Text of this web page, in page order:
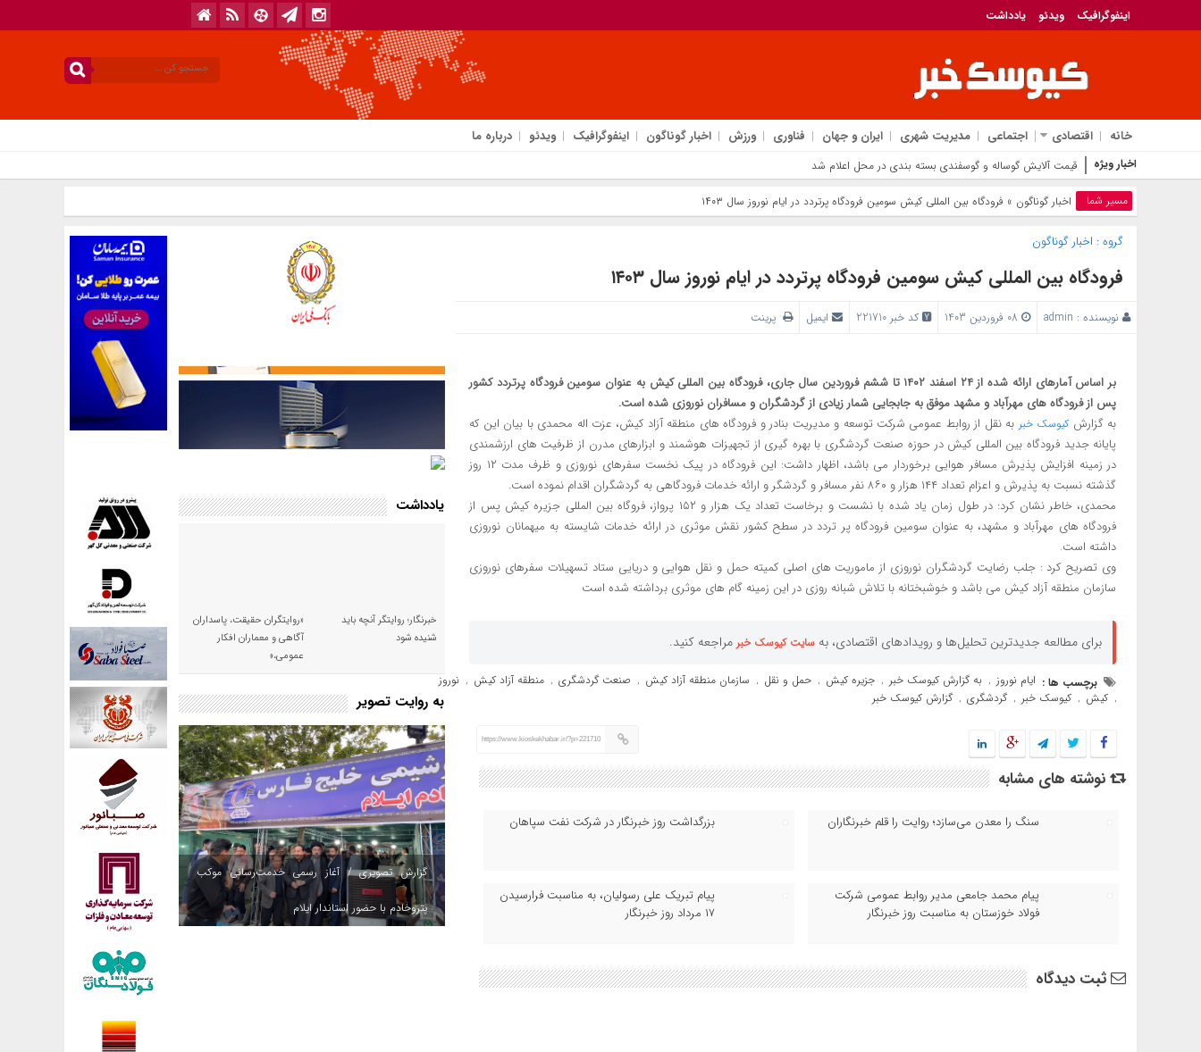
اینفوگرافیک ویدئو یادداشت
خانه اقتصادی اجتماعی مدیریت شهری ایران و جهان فناوری ورزش اخبار گوناگون اینفوگرافیک ویدئو درباره ما
اخبار ویژه قیمت آلایش گوساله و گوسفندی بسته بندی در محل اعلام شد
مسیر شما اخبار گوناگون » فرودگاه بین المللی کیش سومین فرودگاه پرتردد در ایام نوروز سال ۱۴۰۳
گروه : اخبار گوناگون
فرودگاه بین المللی کیش سومین فرودگاه پرتردد در ایام نوروز سال ۱۴۰۳
نویسنده : admin کد خبر 221710 ایمیل پرینت
بر اساس آمارهای ارائه شده از ۲۴ اسفند ۱۴۰۲ تا ششم فروردین سال جاری، فرودگاه بین المللی کیش به عنوان سومین فرودگاه پرتردد کشور
پس از فرودگاه های مهرآباد و مشهد موفق به جابجایی شمار زیادی از گردشگران و مسافران نوروزی شده است.
به گزارش کیوسک خبر به نقل از روابط عمومی شرکت توسعه و مدیریت بنادر و فرودگاه های منطقه آزاد کیش، عزت اله محمدی با بیان این که
پایانه جدید فرودگاه بین المللی کیش در حوزه صنعت گردشگری با بهره گیری از تجهیزات هوشمند و ابزارهای مدرن از ظرفیت های ارزشمندی
در زمینه افزایش پذیرش مسافر هوایی برخوردار می باشد، اظهار داشت: این فرودگاه در پیک نخست سفرهای نوروزی و ظرف مدت ۱۲ روز
گذشته نسبت به پذیرش و اعزام تعداد ۱۴۴ هزار و ۸۶۰ نفر مسافر و گردشگر و ارائه خدمات فرودگاهی به گردشگران اقدام نموده است.
محمدی، خاطر نشان کرد: در طول زمان یاد شده با نشست و برخاست تعداد یک هزار و ۱۵۲ پرواز، فروگاه بین المللی جزیره کیش پس از
فرودگاه های مهرآباد و مشهد، به عنوان سومین فرودگاه پر تردد در سطح کشور نقش موثری در ارائه خدمات شایسته به میهمانان نوروزی
داشته است.
وی تصریح کرد : جلب رضایت گردشگران نوروزی از ماموریت های اصلی کمیته حمل و نقل هوایی و دریایی ستاد تسهیلات سفرهای نوروزی
سازمان منطقه آزاد کیش می باشد و خوشبختانه با تلاش شبانه روزی در این زمینه گام های موثری برداشته شده است
برای مطالعه جدیدترین تحلیل‌ها و رویدادهای اقتصادی، به سایت کیوسک خبر مراجعه کنید.
برچسب ها : ایام نوروز , به گزارش کیوسک خبر , جزیره کیش , حمل و نقل , سازمان منطقه آزاد کیش , صنعت گردشگری , منطقه آزاد کیش , نوروز
, کیش , کیوسک خبر , گردشگری , گزارش کیوسک خبر
https://www.kioskekhabar.ir/?p=221710
نوشته های مشابه
سنگ را معدن می‌سازد؛ روایت را قلم خبرنگاران بزرگداشت روز خبرنگار در شرکت نفت سپاهان
پیام محمد جامعی مدیر روابط عمومی شرکت
فولاد خوزستان به مناسبت روز خبرنگار
پیام تبریک علی رسولیان، به مناسبت فرارسیدن
۱۷ مرداد روز خبرنگار
ثبت دیدگاه
یادداشت
خبرنگار؛ روایتگر آنچه باید
شنیده شود
«روایتگران حقیقت، پاسداران
آگاهی و معماران افکار
عمومی،»
به روایت تصویر
گزارش تصویری / آغاز رسمی خدمت‌رسانی موکب
پتروخادم با حضور استاندار ایلام